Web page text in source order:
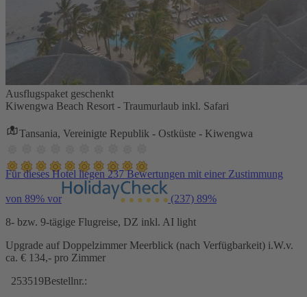
Ausflugspaket geschenkt
Kiwengwa Beach Resort - Traumurlaub inkl. Safari
Tansania, Vereinigte Republik - Ostküste - Kiwengwa
Für dieses Hotel liegen 237 Bewertungen mit einer Zustimmung
von 89% vor (237) 89%
8- bzw. 9-tägige Flugreise, DZ inkl. AI light
Upgrade auf Doppelzimmer Meerblick (nach Verfügbarkeit) i.W.v.
ca. € 134,- pro Zimmer
253519Bestellnr.: